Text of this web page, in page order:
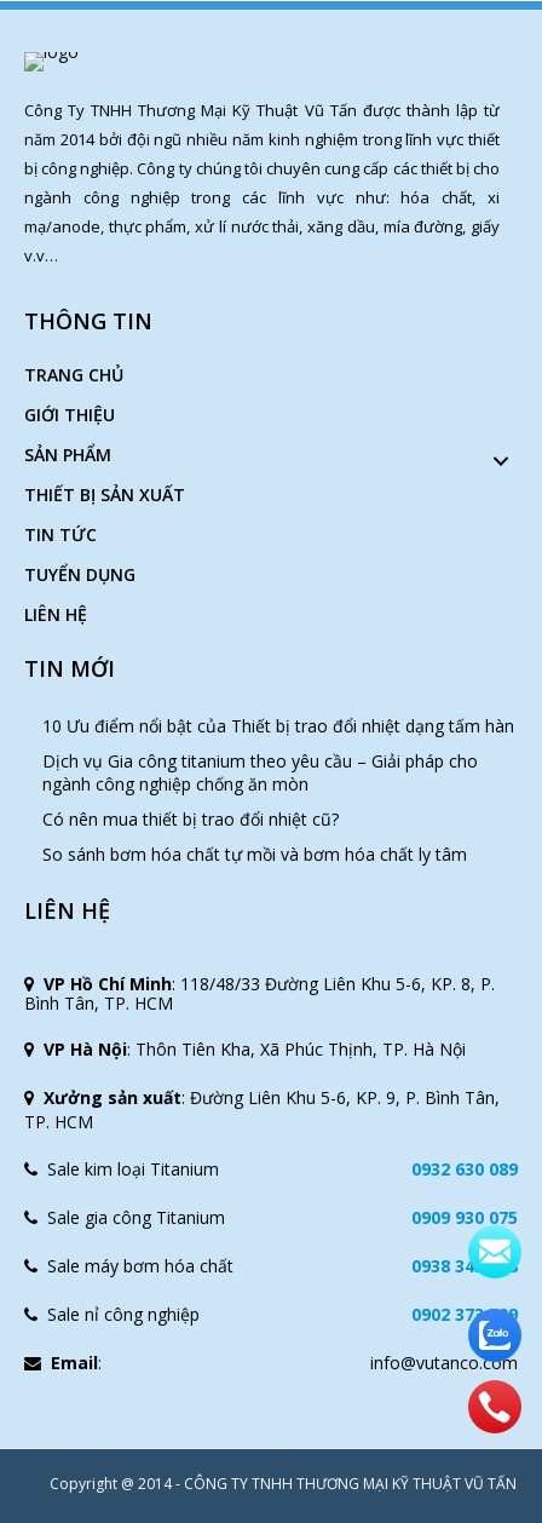
Công Ty TNHH Thương Mại Kỹ Thuật Vũ Tấn được thành lập từ
năm 2014 bởi đội ngũ nhiều năm kinh nghiệm trong lĩnh vực thiết
bị công nghiệp. Công ty chúng tôi chuyên cung cấp các thiết bị cho
ngành công nghiệp trong các lĩnh vực như: hóa chất, xi
mạ/anode, thực phẩm, xử lí nước thải, xăng dầu, mía đường, giấy
v.v…
THÔNG TIN
TRANG CHỦ
GIỚI THIỆU
SẢN PHẨM
THIẾT BỊ SẢN XUẤT
TIN TỨC
TUYỂN DỤNG
LIÊN HỆ
TIN MỚI
10 Ưu điểm nổi bật của Thiết bị trao đổi nhiệt dạng tấm hàn
Dịch vụ Gia công titanium theo yêu cầu – Giải pháp cho
ngành công nghiệp chống ăn mòn
Có nên mua thiết bị trao đổi nhiệt cũ?
So sánh bơm hóa chất tự mồi và bơm hóa chất ly tâm
LIÊN HỆ
VP Hồ Chí Minh: 118/48/33 Đường Liên Khu 5-6, KP. 8, P.
Bình Tân, TP. HCM
VP Hà Nội: Thôn Tiên Kha, Xã Phúc Thịnh, TP. Hà Nội
Xưởng sản xuất: Đường Liên Khu 5-6, KP. 9, P. Bình Tân,
TP. HCM
Sale kim loại Titanium 0932 630 089
Sale gia công Titanium 0909 930 075
Sale máy bơm hóa chất 0938 343 118
Sale nỉ công nghiệp 0902 373 509
Email: info@vutanco.com
Copyright @ 2014 - CÔNG TY TNHH THƯƠNG MẠI KỸ THUẬT VŨ TẤN